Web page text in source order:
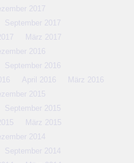
2017
September 2017
März 2017
2016
September 2016
April 2016
März 2016
2015
September 2015
März 2015
2014
September 2014